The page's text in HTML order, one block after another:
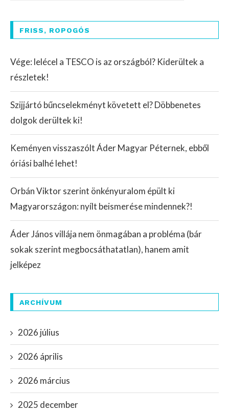
FRISS, ROPOGÓS
Vége: lelécel a TESCO is az országból? Kiderültek a
részletek!
Szijjártó bűncselekményt követett el? Döbbenetes
dolgok derültek ki!
Keményen visszaszólt Áder Magyar Péternek, ebből
óriási balhé lehet!
Orbán Viktor szerint önkényuralom épült ki
Magyarországon: nyílt beismerése mindennek?!
Áder János villája nem önmagában a probléma (bár
sokak szerint megbocsáthatatlan), hanem amit
jelképez
ARCHÍVUM
2026 július
2026 április
2026 március
2025 december